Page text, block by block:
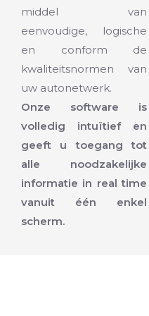
middel van
eenvoudige, logische
en conform de
kwaliteitsnormen van
uw autonetwerk.
Onze software is
volledig intuïtief en
geeft u toegang tot
alle noodzakelijke
informatie in real time
vanuit één enkel
scherm.